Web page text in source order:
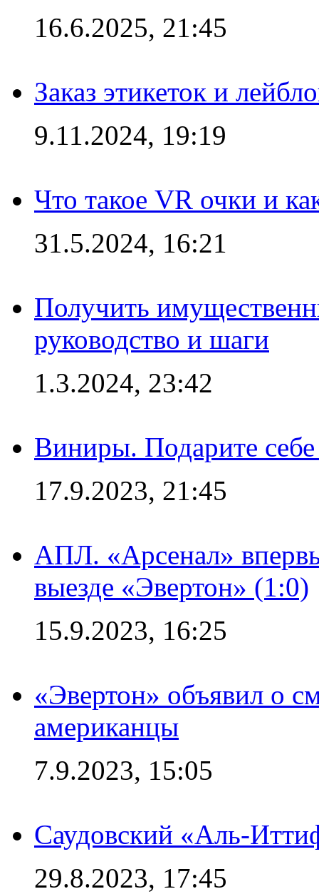
16.6.2025, 21:45
Заказ этикеток и
9.11.2024, 19:19
Что такое VR очки и
31.5.2024, 16:21
Получить
руководство и шаги
1.3.2024, 23:42
Виниры. Подарите
17.9.2023, 21:45
АПЛ. «Арсенал»
выезде «Эвертон» (1:0)
15.9.2023, 16:25
«Эвертон» объявил о
американцы
7.9.2023, 15:05
Саудовский «Аль-
29.8.2023, 17:45